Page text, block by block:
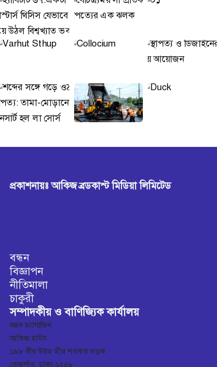
প্রকাশনায়ঃ আকিজ ব্রডকাস্ট মিডিয়া লিমিটেড
বন্ধন
বিজ্ঞাপন
নীতিমালা
চাকুরী
সম্পাদকীয় ও বাণিজ্যিক কার্যালয়
বন্ধন ম্যাগাজিন
আকিজ হাউস
১৯৮ বীর উত্তম মীর শওকত সড়ক
তেজগাঁও, ঢাকা-১২০৮